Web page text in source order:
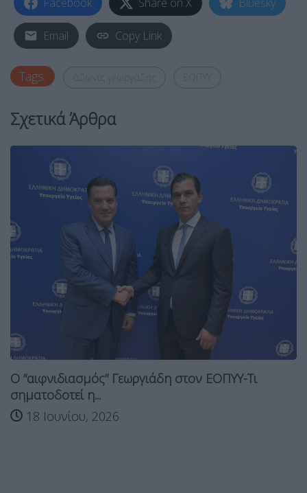
Email Copy Link
Tags:
Σχετικά Άρθρα
Ο “αιφνιδιασμός” Γεωργιάδη στον ΕΟΠΥΥ-Τι
σηματοδοτεί η...
18 Ιουνίου, 2026